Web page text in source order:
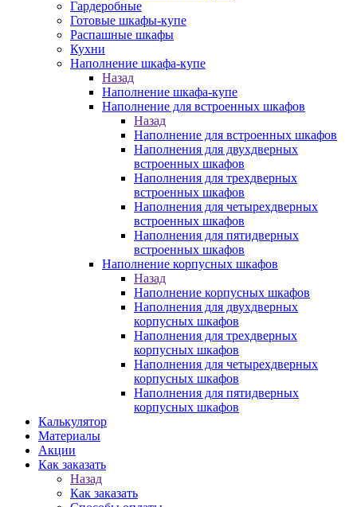
Гардеробные
Готовые шкафы-купе
Распашные шкафы
Кухни
Наполнение шкафа-купе
Назад
Наполнение шкафа-купе
Наполнение для встроенных шкафов
Назад
Наполнение для встроенных шкафов
Наполнения для двухдверных
встроенных шкафов
Наполнения для трехдверных
встроенных шкафов
Наполнения для четырехдверных
встроенных шкафов
Наполнения для пятидверных
встроенных шкафов
Наполнение корпусных шкафов
Назад
Наполнение корпусных шкафов
Наполнения для двухдверных
корпусных шкафов
Наполнения для трехдверных
корпусных шкафов
Наполнения для четырехдверных
корпусных шкафов
Наполнения для пятидверных
корпусных шкафов
Калькулятор
Материалы
Акции
Как заказать
Назад
Как заказать